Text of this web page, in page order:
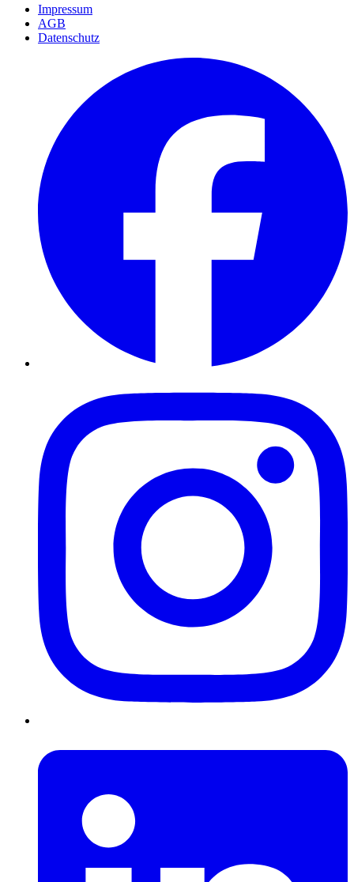
Impressum
AGB
Datenschutz